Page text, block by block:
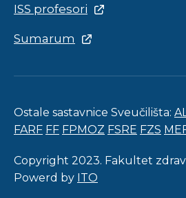
ISS profesori
Sumarum
Ostale sastavnice Sveučilišta:
FARF FF FPMOZ FSRE FZS
Copyright 2023. Fakultet
Powerd by ITO